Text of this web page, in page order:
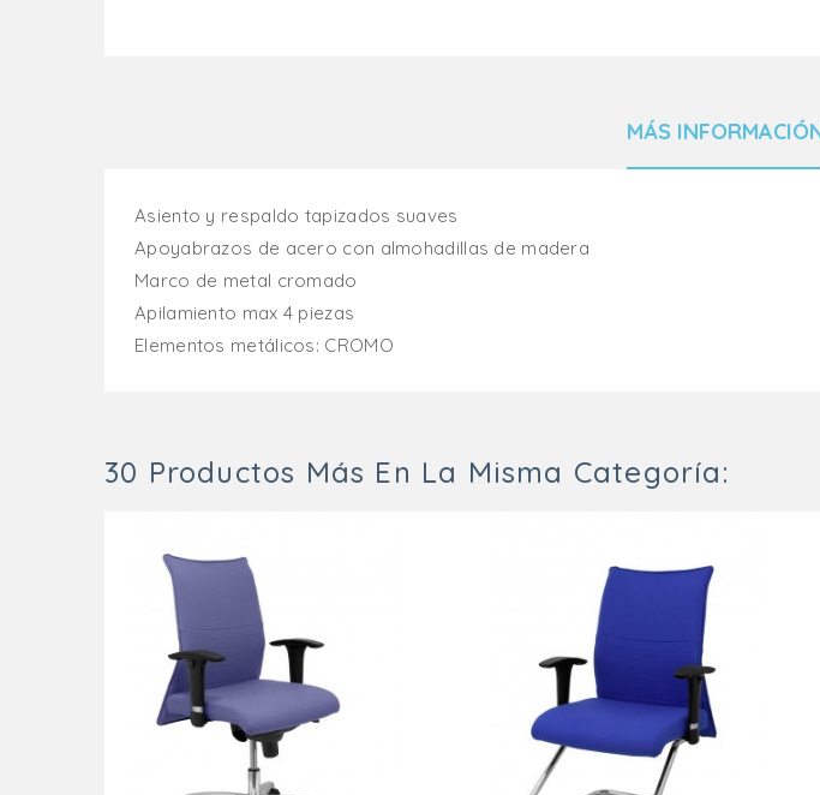
MÁS
Asiento y respaldo tapizados suaves
Apoyabrazos de acero con almohadillas de madera
Marco de metal cromado
Apilamiento max 4 piezas
Elementos metálicos: CROMO
30 Productos Más En La Misma Categoría: